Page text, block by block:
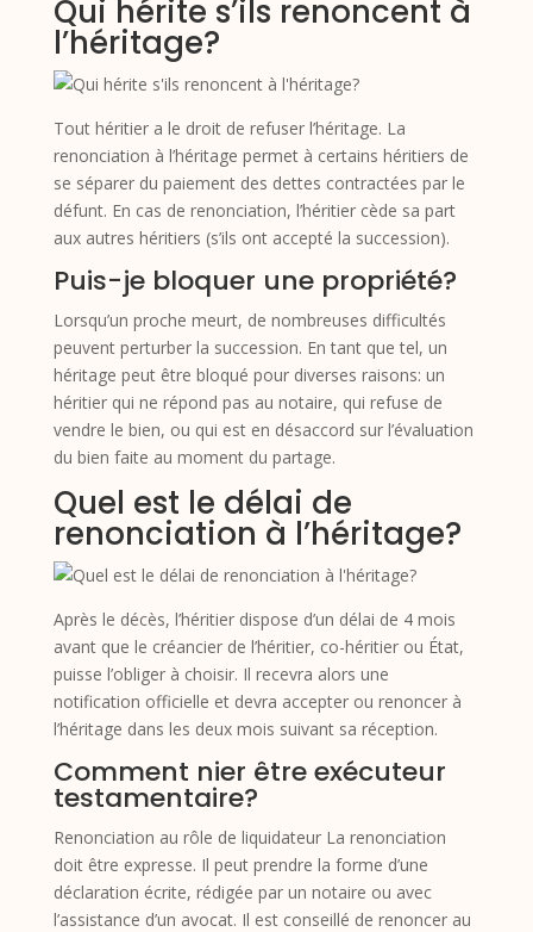
Qui hérite s’ils renoncent à
l’héritage?
Tout héritier a le droit de refuser l’héritage. La
renonciation à l’héritage permet à certains héritiers de
se séparer du paiement des dettes contractées par le
défunt. En cas de renonciation, l’héritier cède sa part
aux autres héritiers (s’ils ont accepté la succession).
Puis-je bloquer une propriété?
Lorsqu’un proche meurt, de nombreuses difficultés
peuvent perturber la succession. En tant que tel, un
héritage peut être bloqué pour diverses raisons: un
héritier qui ne répond pas au notaire, qui refuse de
vendre le bien, ou qui est en désaccord sur l’évaluation
du bien faite au moment du partage.
Quel est le délai de
renonciation à l’héritage?
Après le décès, l’héritier dispose d’un délai de 4 mois
avant que le créancier de l’héritier, co-héritier ou État,
puisse l’obliger à choisir. Il recevra alors une
notification officielle et devra accepter ou renoncer à
l’héritage dans les deux mois suivant sa réception.
Comment nier être exécuteur
testamentaire?
Renonciation au rôle de liquidateur La renonciation
doit être expresse. Il peut prendre la forme d’une
déclaration écrite, rédigée par un notaire ou avec
l’assistance d’un avocat. Il est conseillé de renoncer au